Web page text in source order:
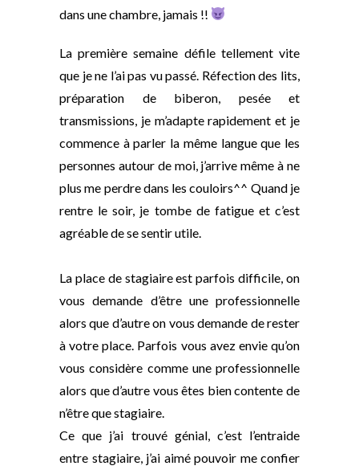
dans une chambre, jamais !!
La première semaine défile tellement vite
que je ne l’ai pas vu passé. Réfection des lits,
préparation de biberon, pesée et
transmissions, je m’adapte rapidement et je
commence à parler la même langue que les
personnes autour de moi, j’arrive même à ne
plus me perdre dans les couloirs^^ Quand je
rentre le soir, je tombe de fatigue et c’est
agréable de se sentir utile.
La place de stagiaire est parfois difficile, on
vous demande d’être une professionnelle
alors que d’autre on vous demande de rester
à votre place. Parfois vous avez envie qu’on
vous considère comme une professionnelle
alors que d’autre vous êtes bien contente de
n’être que stagiaire.
Ce que j’ai trouvé génial, c’est l’entraide
entre stagiaire, j’ai aimé pouvoir me confier